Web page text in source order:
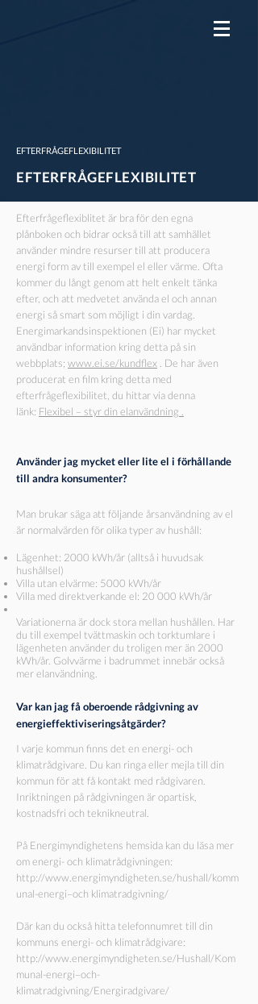
EFTERFRÅGEFLEXIBILITET
EFTERFRÅGEFLEXIBILITET
Efterfrågeflexiblitet är bra för den egna
plånboken och bidrar också till att samhället
använder mindre resurser till att producera
energi form av till exempel el eller värme. Ofta
kommer du långt genom att helt enkelt tänka
efter, och att medvetet använda el och annan
energi så smart som möjligt i din vardag.
Energimarkandsinspektionen (Ei) har mycket
användbar information kring detta på sin
webbplats; www.ei.se/kundflex . De har även
producerat en film kring detta med
efterfrågeflexibilitet, du hittar via denna
länk: Flexibel – styr din elanvändning .
Använder jag mycket eller lite el i förhållande
till andra konsumenter?
Man brukar säga att följande årsanvändning av el
är normalvärden för olika typer av hushåll:
Lägenhet: 2000 kWh/år (alltså i huvudsak
hushållsel)
Villa utan elvärme: 5000 kWh/år
Villa med direktverkande el: 20 000 kWh/år
Variationerna är dock stora mellan hushållen. Har
du till exempel tvättmaskin och torktumlare i
lägenheten använder du troligen mer än 2000
kWh/år. Golvvärme i badrummet innebär också
mer elanvändning.
Var kan jag få oberoende rådgivning av
energieffektiviseringsåtgärder?
I varje kommun finns det en energi- och
klimatrådgivare. Du kan ringa eller mejla till din
kommun för att få kontakt med rådgivaren.
Inriktningen på rådgivningen är opartisk,
kostnadsfri och teknikneutral.
På Energimyndighetens hemsida kan du läsa mer
om energi- och klimatrådgivningen:
http://www.energimyndigheten.se/hushall/komm
unal-energi–och klimatradgivning/
Där kan du också hitta telefonnumret till din
kommuns energi- och klimatrådgivare:
http://www.energimyndigheten.se/Hushall/Kom
munal-energi–och-
klimatradgivning/Energiradgivare/